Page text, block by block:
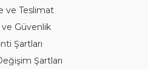
ve Teslimat
ve Güvenlik
Şartları
Şartları